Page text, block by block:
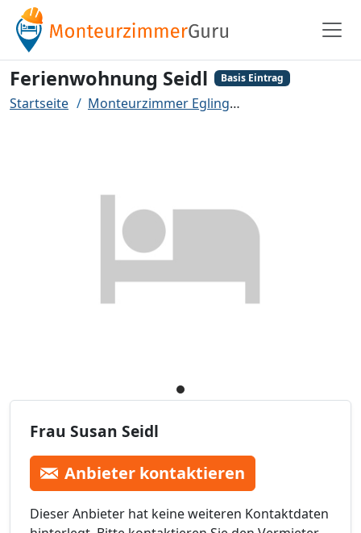
Ferienwohnung Seidl Basis Eintrag
Startseite Monteurzimmer Egling
Frau Susan Seidl
Anbieter kontaktieren
Dieser Anbieter hat keine weiteren Kontaktdaten